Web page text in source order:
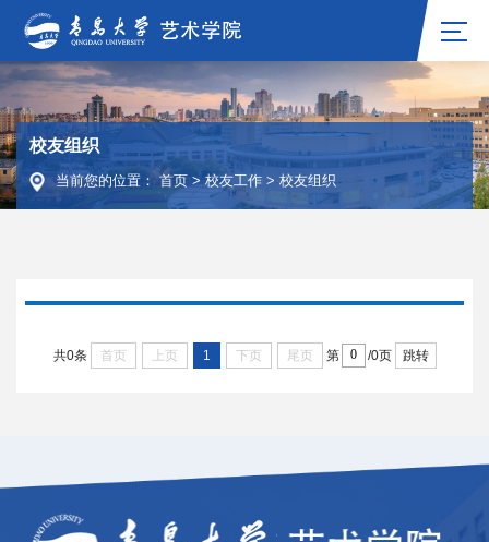
校友组织
当前您的位置：首页 >校友工作 > 校友组织
共0条 首页 上页 1 下页 尾页 第 /0页 跳转